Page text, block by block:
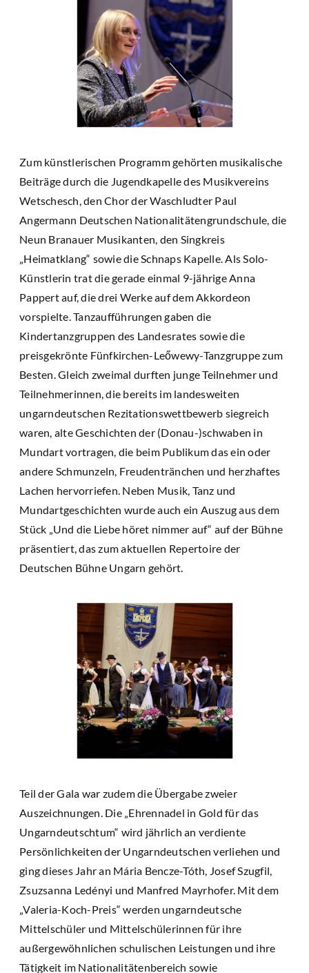
Zum künstlerischen Programm gehörten musikalische
Beiträge durch die Jugendkapelle des Musikvereins
Wetschesch, den Chor der Waschludter Paul
Angermann Deutschen Nationalitätengrundschule, die
Neun Branauer Musikanten, den Singkreis
„Heimatklang“ sowie die Schnaps Kapelle. Als Solo-
Künstlerin trat die gerade einmal 9-jährige Anna
Pappert auf, die drei Werke auf dem Akkordeon
vorspielte. Tanzaufführungen gaben die
Kindertanzgruppen des Landesrates sowie die
preisgekrönte Fünfkirchen-Leőwewy-Tanzgruppe zum
Besten. Gleich zweimal durften junge Teilnehmer und
Teilnehmerinnen, die bereits im landesweiten
ungarndeutschen Rezitationswettbewerb siegreich
waren, alte Geschichten der (Donau-)schwaben in
Mundart vortragen, die beim Publikum das ein oder
andere Schmunzeln, Freudentränchen und herzhaftes
Lachen hervorriefen. Neben Musik, Tanz und
Mundartgeschichten wurde auch ein Auszug aus dem
Stück „Und die Liebe höret nimmer auf“ auf der Bühne
präsentiert, das zum aktuellen Repertoire der
Deutschen Bühne Ungarn gehört.
Teil der Gala war zudem die Übergabe zweier
Auszeichnungen. Die „Ehrennadel in Gold für das
Ungarndeutschtum“ wird jährlich an verdiente
Persönlichkeiten der Ungarndeutschen verliehen und
ging dieses Jahr an Mária Bencze-Tóth, Josef Szugfil,
Zsuzsanna Ledényi und Manfred Mayrhofer. Mit dem
„Valeria-Koch-Preis“ werden ungarndeutsche
Mittelschüler und Mittelschülerinnen für ihre
außergewöhnlichen schulischen Leistungen und ihre
Tätigkeit im Nationalitätenbereich sowie